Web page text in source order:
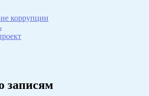
коррупции
записям